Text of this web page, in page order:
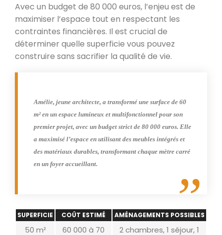
Avec un budget de 80 000 euros, l’enjeu est de
maximiser l’espace tout en respectant les
contraintes financières. Il est crucial de
déterminer quelle superficie vous pouvez
construire sans sacrifier la qualité de vie.
Amélie, jeune architecte, a transformé une surface de 60
m² en un espace lumineux et multifonctionnel pour son
premier projet, avec un budget strict de 80 000 euros. Elle
a maximisé l’espace en utilisant des meubles intégrés et
des matériaux durables, transformant chaque mètre carré
en un foyer accueillant.
SUPERFICIE COÛT ESTIMÉ AMÉNAGEMENTS POSSIBLES
50 m²
60 000 à 70
2 chambres, 1 séjour, 1